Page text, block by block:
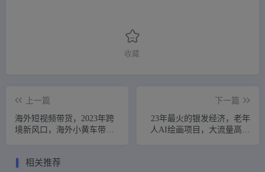
收藏
上一篇
海外短视频带货，2023年跨
境新风口，海外小黄车带货
下一篇
23年最火的银发经济，老年
人AI绘画项目，大流量高转
相关推荐